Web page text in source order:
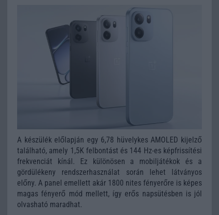
A készülék előlapján egy 6,78 hüvelykes AMOLED kijelző
található, amely 1,5K felbontást és 144 Hz-es képfrissítési
frekvenciát kínál. Ez különösen a mobiljátékok és a
gördülékeny rendszerhasználat során lehet látványos
előny. A panel emellett akár 1800 nites fényerőre is képes
magas fényerő mód mellett, így erős napsütésben is jól
olvasható maradhat.